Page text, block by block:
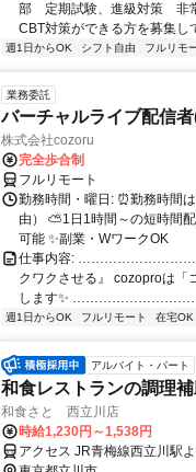
部 定期試験、進級対策 非
CBT対策ができる方を募集し
週1日からOK シフト自由 フルリモ
業務委託
バーチャルライブ配信
株式会社cozoru
完全歩合制
フルリモート
勤務時間・曜日: ⏰勤務時間
由） ⛅1日1時間～の短時間
可能 ✨副業・WワークOK
仕事内容:
クワクさせる』 cozoproは「
します✨
週1日からOK フルリモート 在宅OK
アルバイト・パート
和食レストランの調理
和食さと 西立川店
時給1,230円～1,538円
アクセス JR青梅線西立川駅